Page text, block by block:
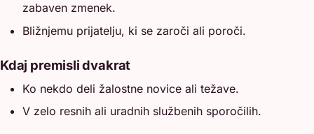
zabaven zmenek.
Bližnjemu prijatelju, ki se zaroči ali poroči.
Kdaj premisli dvakrat
Ko nekdo deli žalostne novice ali težave.
V zelo resnih ali uradnih službenih sporočilih.